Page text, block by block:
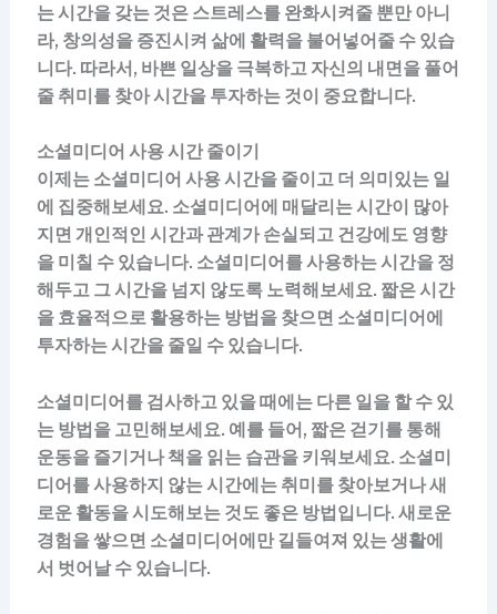
는 시간을 갖는 것은 스트레스를 완화시켜줄 뿐만 아니
라, 창의성을 증진시켜 삶에 활력을 불어넣어줄 수 있습
니다. 따라서, 바쁜 일상을 극복하고 자신의 내면을 풀어
줄 취미를 찾아 시간을 투자하는 것이 중요합니다.
소셜미디어 사용 시간 줄이기
이제는 소셜미디어 사용 시간을 줄이고 더 의미있는 일
에 집중해보세요. 소셜미디어에 매달리는 시간이 많아
지면 개인적인 시간과 관계가 손실되고 건강에도 영향
을 미칠 수 있습니다. 소셜미디어를 사용하는 시간을 정
해두고 그 시간을 넘지 않도록 노력해보세요. 짧은 시간
을 효율적으로 활용하는 방법을 찾으면 소셜미디어에
투자하는 시간을 줄일 수 있습니다.
소셜미디어를 검사하고 있을 때에는 다른 일을 할 수 있
는 방법을 고민해보세요. 예를 들어, 짧은 걷기를 통해
운동을 즐기거나 책을 읽는 습관을 키워보세요. 소셜미
디어를 사용하지 않는 시간에는 취미를 찾아보거나 새
로운 활동을 시도해보는 것도 좋은 방법입니다. 새로운
경험을 쌓으면 소셜미디어에만 길들여져 있는 생활에
서 벗어날 수 있습니다.